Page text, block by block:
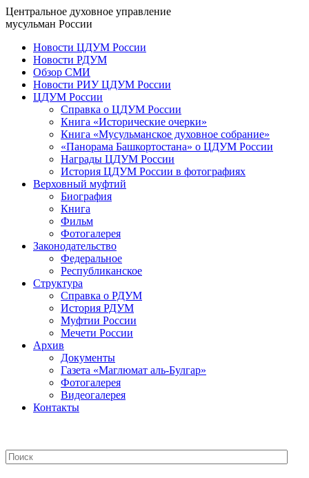
Центральное духовное управление
мусульман России
Новости ЦДУМ России
Новости РДУМ
Обзор СМИ
Новости РИУ ЦДУМ России
ЦДУМ России
Справка о ЦДУМ России
Книга «Исторические очерки»
Книга «Мусульманское духовное собрание»
«Панорама Башкортостана» о ЦДУМ России
Награды ЦДУМ России
История ЦДУМ России в фотографиях
Верховный муфтий
Биография
Книга
Фильм
Фотогалерея
Законодательство
Федеральное
Республиканское
Структура
Справка о РДУМ
История РДУМ
Муфтии России
Мечети России
Архив
Документы
Газета «Маглюмат аль-Булгар»
Фотогалерея
Видеогалерея
Контакты